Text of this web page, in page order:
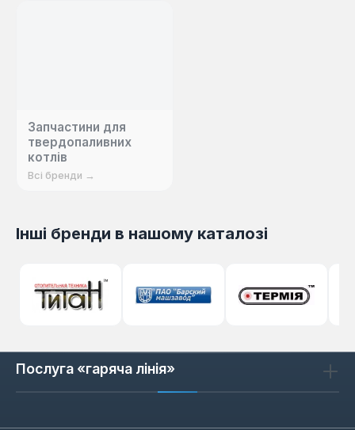
Запчастини для
твердопаливних
котлів
Всі бренди →
Інші бренди в нашому каталозі
Послуга «гаряча лінія»